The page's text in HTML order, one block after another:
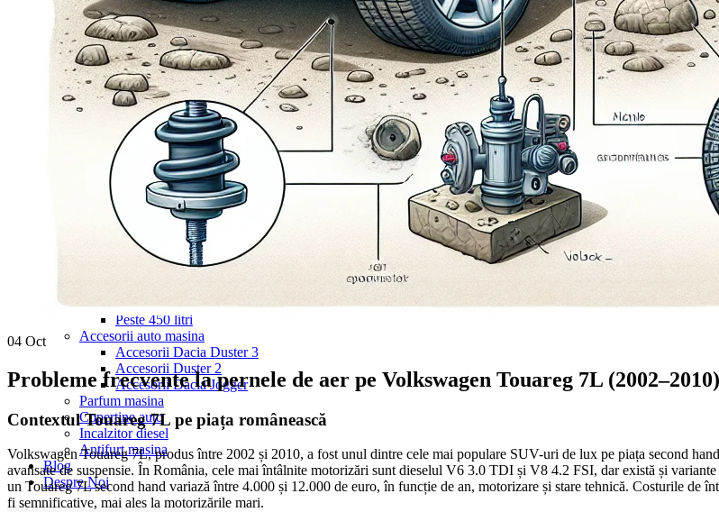
Navigație Passat B5
Navigație Passat B5 5
Navigație Passat B6
Navigație Passat B7
Navigație Passat B8
Navigație Passat CC
Skoda
Navigație Skoda Fabia 1
Navigație Skoda Fabia 2
Navigație Skoda Octavia 1
Navigație Skoda Octavia 2
Navigație Skoda Octavia 3
Navigație Skoda Rapid
Navigație Skoda Superb 1
Navigație Skoda Superb 2
Navigație Toyota Avensis T25
Portbagaj Plafon Auto
Sub 350 Litri
Peste 350 Litri
Peste 450 litri
Accesorii auto masina
Accesorii Dacia Duster 3
Accesorii Duster 2
Accesorii Dacia Jogger
Parfum masina
Copertine auto
Incalzitor diesel
Antifurt masina
Blog
Despre Noi
04 Oct
Probleme frecvente la pernele de aer pe Volkswagen Touareg 7L (2002–2010)
Contextul Touareg 7L pe piața românească
Volkswagen Touareg 7L, produs între 2002 și 2010, a fost unul dintre cele mai populare SUV-uri de lux pe piața second
avansate de suspensie. În România, cele mai întâlnite motorizări sunt dieselul V6 3.0 TDI și V8 4.2 FSI, dar există și
un Touareg 7L second hand variază între 4.000 și 12.000 de euro, în funcție de an, motorizare și stare tehnică. Costurile de
fi semnificative, mai ales la motorizările mari.